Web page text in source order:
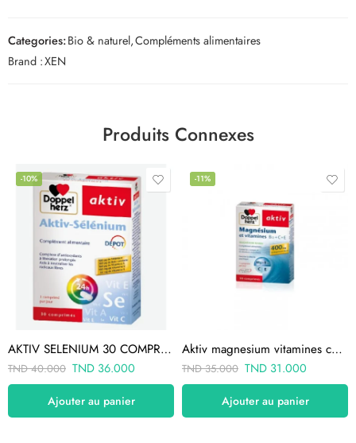
Categories:Bio & naturel,Compléments alimentaires
Brand :XEN
Produits Connexes
-10%
AKTIV SELENIUM 30 COMPRIMÉS
TND40.000 TND 36.000
Ajouter au panier
-11%
Aktiv magnesium vitamines c+e 30 gelules
TND35.000 TND 31.000
Ajouter au panier